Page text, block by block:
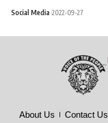
Social Media 2022-09-27
About Us Contact Us